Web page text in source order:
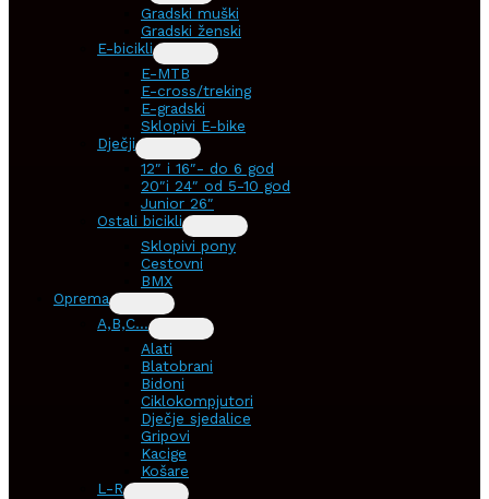
Gradski muški
Gradski ženski
E-bicikli
E-MTB
E-cross/treking
E-gradski
Sklopivi E-bike
Dječji
12″ i 16″- do 6 god
20″i 24″ od 5-10 god
Junior 26″
Ostali bicikli
Sklopivi pony
Cestovni
BMX
Oprema
A,B,C…
Alati
Blatobrani
Bidoni
Ciklokompjutori
Dječje sjedalice
Gripovi
Kacige
Košare
L-R